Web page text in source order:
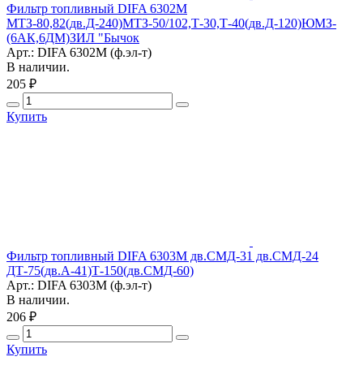
Фильтр топливный DIFA 6302М
МТЗ-80,82(дв.Д-240)МТЗ-50/102,Т-30,Т-40(дв.Д-120)ЮМЗ-
(6АК,6ДМ)ЗИЛ "Бычок
Арт.: DIFA 6302М (ф.эл-т)
В наличии.
205 ₽
Купить
Фильтр топливный DIFA 6303М дв.СМД-31 дв.СМД-24
ДТ-75(дв.А-41)Т-150(дв.СМД-60)
Арт.: DIFA 6303М (ф.эл-т)
В наличии.
206 ₽
Купить